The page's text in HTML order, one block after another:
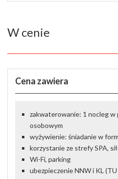
W cenie
Cena zawiera
zakwaterowanie: 1 nocleg w
osobowym
wyżywienie: śniadanie w
korzystanie ze strefy SPA,
Wi-Fi, parking
ubezpieczenie NNW i KL (TU